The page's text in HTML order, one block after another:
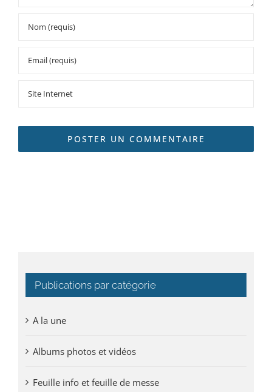
Publications par catégorie
A la une
Albums photos et vidéos
Feuille info et feuille de messe